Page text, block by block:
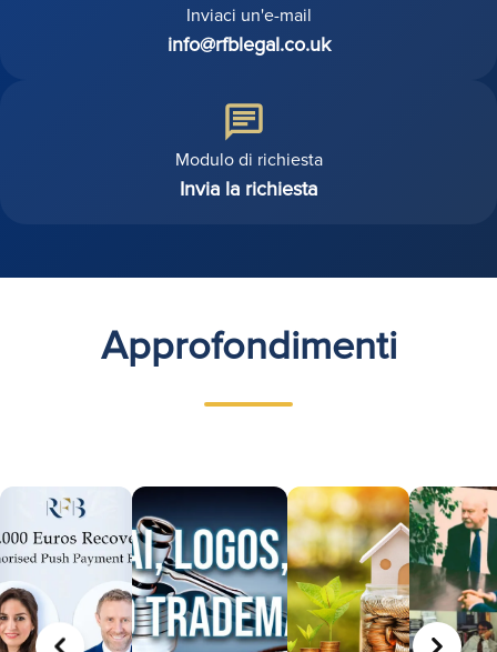
Inviaci un'e-mail
info@rfblegal.co.uk
Modulo di richiesta
Invia la richiesta
Approfondimenti